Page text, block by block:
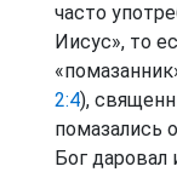
часто
Иисус», то
2:4),
помазались
Бог